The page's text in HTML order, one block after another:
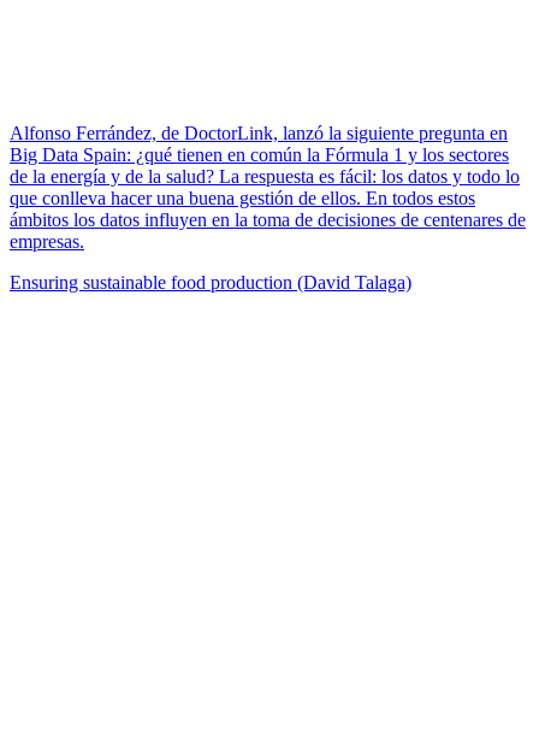
Alfonso Ferrández, de DoctorLink, lanzó la siguiente pregunta en
Big Data Spain: ¿qué tienen en común la Fórmula 1 y los sectores
de la energía y de la salud? La respuesta es fácil: los datos y todo lo
que conlleva hacer una buena gestión de ellos. En todos estos
ámbitos los datos influyen en la toma de decisiones de centenares de
empresas.
Ensuring sustainable food production (David Talaga)